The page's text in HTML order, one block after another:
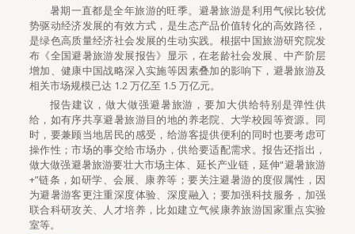
暑期一直都是全年旅游的旺季。避暑旅游是利用气候比较优
势驱动经济发展的有效方式，是生态产品价值转化的高效路径，
是绿色高质量经济社会发展的生动实践。根据中国旅游研究院发
布《全国避暑旅游发展报告》显示，在老龄社会发展、中产阶层
增加、健康中国战略深入实施等因素叠加的影响下，避暑旅游及
相关市场规模已达 1.2 万亿至 1.5 万亿元。
报告建议，做大做强避暑旅游，要加大供给特别是弹性供
给，如有序共享避暑旅游目的地的养老院、大学校园等资源。同
时，要兼顾当地居民的感受，给游客提供便利的同时也要考虑可
操作性；市场的事交给市场办，供给要适配需求。报告还指出，
做大做强避暑旅游要壮大市场主体、延长产业链，延伸“避暑旅游
+”链条，如研学、会展、康养等；要关注避暑游的度假属性，因
为避暑游客更注重深度体验、深度融入；要加强科技服务，加强
联合科研攻关、人才培养，比如建立气候康养旅游国家重点实验
室等。